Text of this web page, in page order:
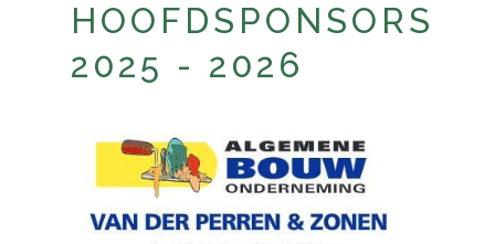
HOOFDSPONSORS
2025 - 2026